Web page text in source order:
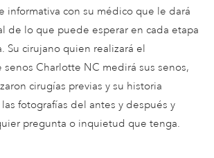
informativa con su médico que le dará
de lo que puede esperar en cada etapa
Su cirujano quien realizará el
Charlotte NC medirá sus senos,
cirugías previas y su historia
fotografías del antes y después y
pregunta o inquietud que tenga.